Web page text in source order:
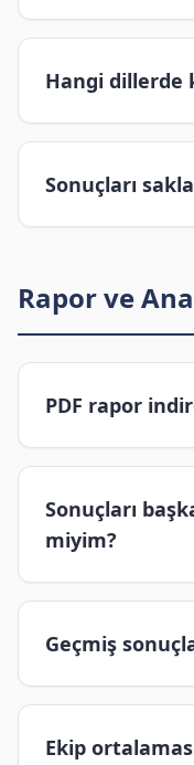
Hangi dillerde
Sonuçları
Rapor ve
PDF rapor
Sonuçları
miyim?
Geçmiş
Ekip